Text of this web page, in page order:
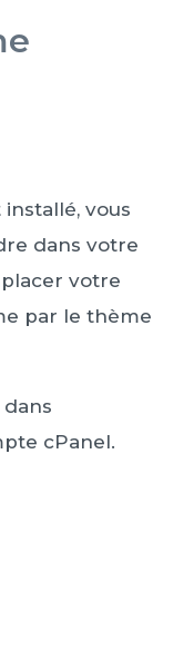
vous
dans votre
votre
par le thème
cPanel.